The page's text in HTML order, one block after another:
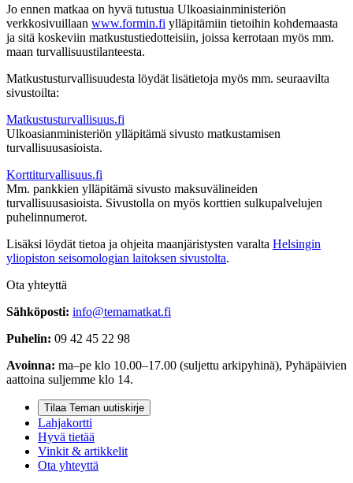
Jo ennen matkaa on hyvä tutustua Ulkoasiainministeriön
verkkosivuillaan www.formin.fi ylläpitämiin tietoihin kohdemaasta
ja sitä koskeviin matkustustiedotteisiin, joissa kerrotaan myös mm.
maan turvallisuustilanteesta.
Matkustusturvallisuudesta löydät lisätietoja myös mm. seuraavilta
sivustoilta:
Matkustusturvallisuus.fi
Ulkoasianministeriön ylläpitämä sivusto matkustamisen
turvallisuusasioista.
Korttiturvallisuus.fi
Mm. pankkien ylläpitämä sivusto maksuvälineiden
turvallisuusasioista. Sivustolla on myös korttien sulkupalvelujen
puhelinnumerot.
Lisäksi löydät tietoa ja ohjeita maanjäristysten varalta Helsingin
yliopiston seisomologian laitoksen sivustolta.
Ota yhteyttä
Sähköposti: info@temamatkat.fi
Puhelin: 09 42 45 22 98
Avoinna: ma–pe klo 10.00–17.00 (suljettu arkipyhinä), Pyhäpäivien
aattoina suljemme klo 14.
Tilaa Teman uutiskirje
Lahjakortti
Hyvä tietää
Vinkit & artikkelit
Ota yhteyttä